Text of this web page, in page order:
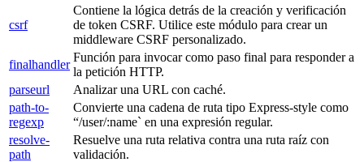
csrf
Contiene la lógica detrás de la creación y verificación
de token CSRF. Utilice este módulo para crear un
middleware CSRF personalizado.
finalhandler
Función para invocar como paso final para responder a
la petición HTTP.
parseurl
Analizar una URL con caché.
path-to-
regexp
Convierte una cadena de ruta tipo Express-style como
“/user/:name` en una expresión regular.
resolve-
path
Resuelve una ruta relativa contra una ruta raíz con
validación.